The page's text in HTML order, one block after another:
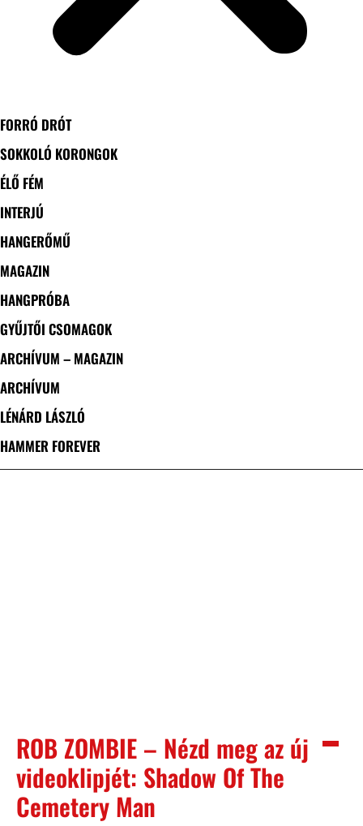
FORRÓ DRÓT
SOKKOLÓ KORONGOK
ÉLŐ FÉM
INTERJÚ
HANGERŐMŰ
MAGAZIN
HANGPRÓBA
GYŰJTŐI CSOMAGOK
ARCHÍVUM – MAGAZIN
ARCHÍVUM
LÉNÁRD LÁSZLÓ
HAMMER FOREVER
ROB ZOMBIE – Nézd meg az új
videoklipjét: Shadow Of The
Cemetery Man